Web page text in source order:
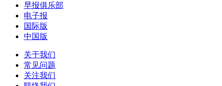
早报俱乐部
电子报
国际版
中国版
关于我们
常见问题
关注我们